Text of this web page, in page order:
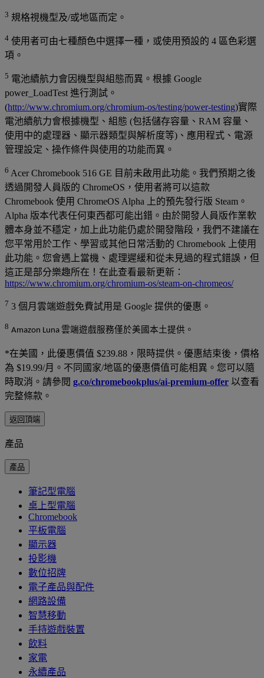
3 規格視機型及/或地區而定。
4 使用者可由七種顏色中選擇一種，或使用預設的 4 區色彩選
項。
5 電池續航力會因機型與組態而異。根據 Google
power_LoadTest 進行測試。
(http://www.chromium.org/chromium-os/testing/power-testing)實際
電池續航力會根據機型、組態 (包括儲存容量、RAM 容量、
使用中的處理器、顯示器類型與解析度等)、應用程式、電源
管理設定、操作條件與使用的功能而異。
6 Acer Chromebook 516 GE 目前未啟用此功能。我們預期之後
透過開發人員版的 ChromeOS，使用者將可以這款
Chromebook 使用 ChromeOS Alpha 上的預先發行版 Steam。
Alpha 版本代表任何東西都可能出錯。由於開發人員版作業軟
體本身並不穩定，加上此功能仍處於開發階段，我們不建議在
您平常用於工作、學習或其他日常活動的 Chromebook 上使用
此功能。您會遇上當機、處理遲緩和從未見過的程式錯誤，但
這正是部分樂趣所在！在此查看最新更新：
https://www.chromium.org/chromium-os/steam-on-chromeos/
7 3 個月雲端遊戲免費試用是 Google 提供的優惠。
8 Amazon Luna 雲端遊戲服務僅於美國本土提供。
*在美國，此優惠價值 $239.88，限時提供。優惠結束後，價格
為 $19.99/月。不同國家/地區的優惠價值可能相異。您可以隨
時取消。請參閱 g.co/chromebookplus/ai-premium-offer 以查看
完整條款。
返回頂端
產品
產品
筆記型電腦
桌上型電腦
Chromebook
平板電腦
顯示器
投影機
數位招牌
電子產品與配件
網路設備
智慧移動
手持遊戲裝置
飲料
家電
永續產品